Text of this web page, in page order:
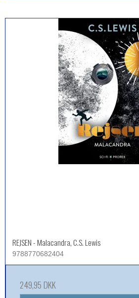
REJSEN - Malacandra, C.S. Lewis
9788770682404
249,95 DKK